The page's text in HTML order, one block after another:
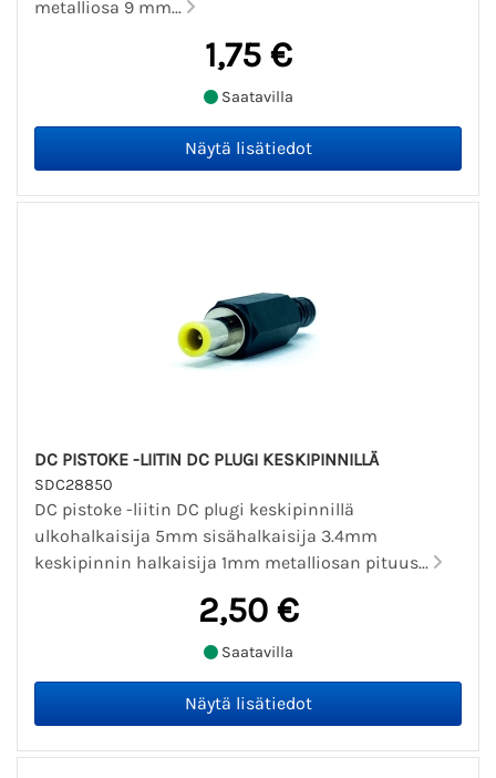
metalliosa 9 mm...
1,75 €
Saatavilla
DC PISTOKE -LIITIN DC PLUGI KESKIPINNILLÄ
SDC28850
DC pistoke -liitin DC plugi keskipinnillä
ulkohalkaisija 5mm sisähalkaisija 3.4mm
keskipinnin halkaisija 1mm metalliosan pituus...
2,50 €
Saatavilla